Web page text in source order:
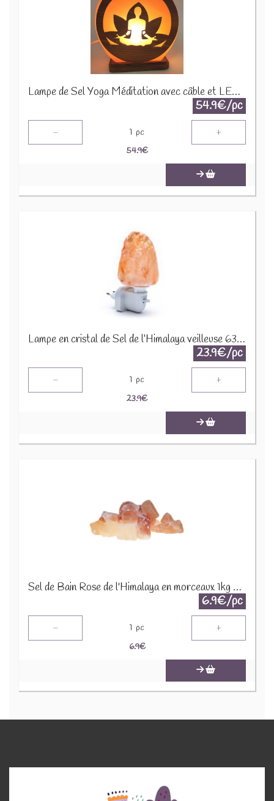
Lampe de Sel Yoga Méditation avec câble et LED - +/- 5 kgs YOG101
54.9€/pc
- 1 pc +
54.9€
Lampe en cristal de Sel de l’Himalaya veilleuse 6348
23.9€/pc
- 1 pc +
23.9€
Sel de Bain Rose de l'Himalaya en morceaux 1kg HSalt-55
6.9€/pc
- 1 pc +
6.9€